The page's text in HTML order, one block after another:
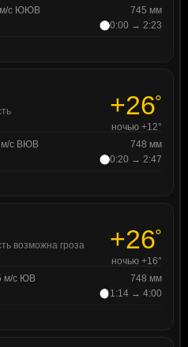
с ЮЮВ
745 мм
0:00 → 2:23
+26°
ночью +12°
м/с ВЮВ
748 мм
0:20 → 2:47
возможна гроза +26°
ночью +16°
м/с ЮВ
748 мм
1:14 → 4:00